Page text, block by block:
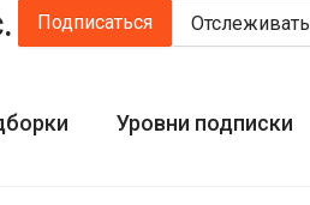
Подписаться Отслеживать
Уровни подписки